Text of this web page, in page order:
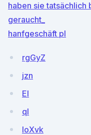
haben sie tatsächlich
geraucht_
hanfgeschäft pl
rgGyZ
jzn
EI
ql
loXvk